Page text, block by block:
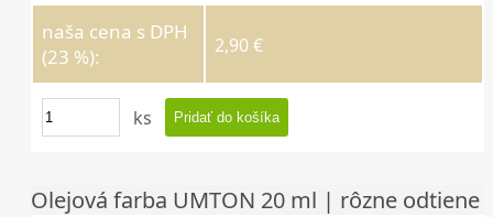
naša cena s DPH
(23 %):
2,90 €
ks
Olejová farba UMTON 20 ml | rôzne odtiene